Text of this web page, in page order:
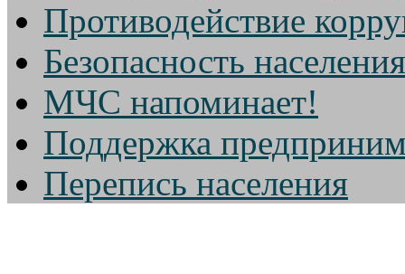
Противодействие
Безопасность населения
МЧС напоминает!
Поддержка
Перепись населения